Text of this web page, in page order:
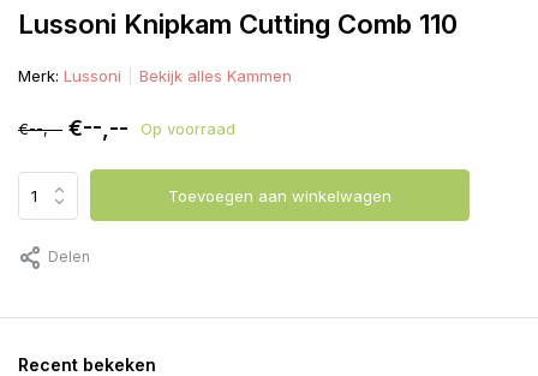
Lussoni Knipkam Cutting Comb 110
Merk: Lussoni Bekijk alles Kammen
€--,-- €--,-- Op voorraad
Toevoegen aan winkelwagen
Delen
Recent bekeken